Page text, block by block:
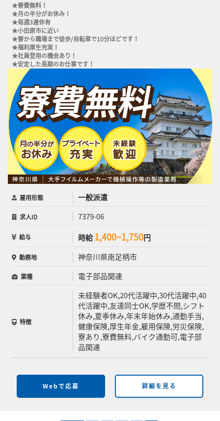
★寮費無料！
★月の半分がお休み！
★毎週3連休有
★小田原市に近い
★寮から職場まで徒歩/自転車で10分ほどです！
★福利厚生充実！
★社員登用の機会あり！
★安定した長期のお仕事です！
雇用形態 一般派遣
求人ID 7379-06
給与 時給1,400~1,750円
勤務地 神奈川県南足柄市
業種 電子部品関連
特徴
未経験者OK,20代活躍中,30代活躍中,40
代活躍中,友達同士OK,学歴不問,シフト
休み,夏季休み,年末年始休み,通勤手当,
健康保険,厚生年金,雇用保険,労災保険,
寮あり,寮費無料,バイク通勤可,電子部
品関連
Webで応募 詳細を見る